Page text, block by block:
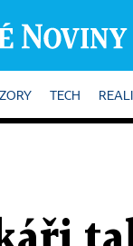
TECH